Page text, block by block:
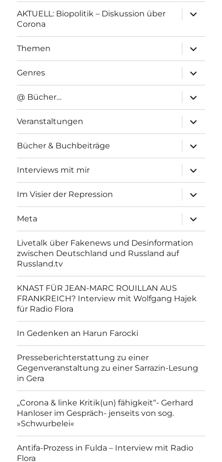
AKTUELL: Biopolitik – Diskussion über
Corona
anzeigen
Themen
anzeigen
Genres
anzeigen
@ Bücher…
anzeigen
Veranstaltungen
anzeigen
Bücher & Buchbeiträge
anzeigen
Interviews mit mir
anzeigen
Im Visier der Repression
anzeigen
Meta
anzeigen
Livetalk über Fakenews und Desinformation
zwischen Deutschland und Russland auf
Russland.tv
KNAST FÜR JEAN-MARC ROUILLAN AUS
FRANKREICH? Interview mit Wolfgang Hajek
für Radio Flora
In Gedenken an Harun Farocki
Presseberichterstattung zu einer
Gegenveranstaltung zu einer Sarrazin-Lesung
in Gera
„Corona & linke Kritik(un) fähigkeit“- Gerhard
Hanloser im Gespräch- jenseits von sog.
»Schwurbelei«
Antifa-Prozess in Fulda – Interview mit Radio
Flora